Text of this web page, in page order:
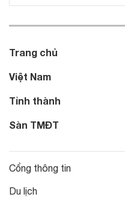
Trang chủ
Việt Nam
Tỉnh thành
Sàn TMĐT
Cổng thông tin
Du lịch